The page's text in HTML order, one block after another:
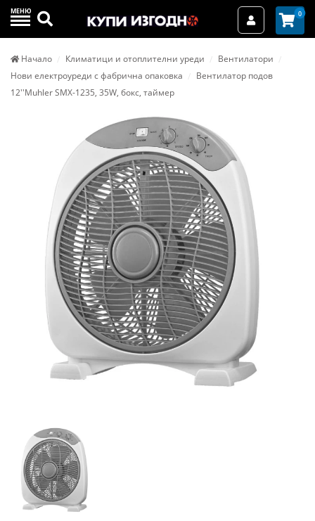
МЕНЮ Търси Вход / 0
Начало Климатици и отоплителни уреди
Вентилатори
Нови електроуреди с фабрична опаковка
Вентилатор подов
12''Muhler SMX-1235, 35W, бокс, таймер